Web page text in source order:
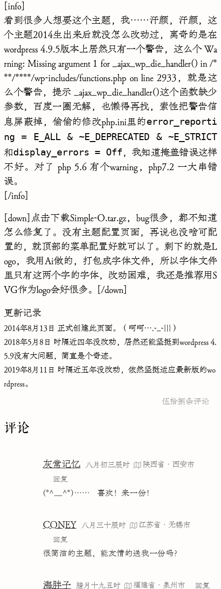
[info]
看到很多人想要这个主题，我……汗颜，汗颜，这
个主题2014生出来后就没怎么改动过，离奇的是在
wordpress 4.9.5版本上居然只有一个警告，这么个 Wa
rning: Missing argument 1 for _ajax_wp_die_handler() in /*
**/****/wp-includes/functions.php on line 2933，就是这
么个警告，提示 _ajax_wp_die_handler()这个函数缺少
参数，百度一圈无解，也懒得再找，索性把警告信
息屏蔽掉，偷偷的修改php.ini里的error_reporti
ng = E_ALL & ~E_DEPRECATED & ~E_STRICT
和display_errors = Off，我知道掩盖错误这样
不好。对了 php 5.6 有个warning，php7.2 一大串错
误。
[/info]
[down]点击下载Simple-O.tar.gz，bug很多，都不知道
怎么修复了。没有主题配置页面，再说也没啥可配
置的，就顶部的菜单配置好就可以了。剩下的就是L
ogo，我用Ai做的，打包成字体文件，所以字体文件
里只有这两个字的字体，改动困难，我还是推荐用S
VG作为logo会好很多。[/down]
更新记录
2014年8月13日 正式创建此页面。（呵呵….-_-|||）
2018年5月8日 时隔近四年没改动，居然还能坚挺到wordpress 4.
5.9没有大问题，简直是个奇迹。
2019年8月11日 时隔近五年没改动，依然坚挺适应最新版的wo
rdpress。
伍拾捌条评论
评论
灰常记忆 八月初三辰时
陕西省·西安市
回复
(*^__^*)……   喜欢！来一份！
CONEY 八月三十辰时
江苏省·无锡市
回复
很简洁的主题，能友情的送我一份吗？
海胖子 腊月十九丑时 福建省·泉州市 回复